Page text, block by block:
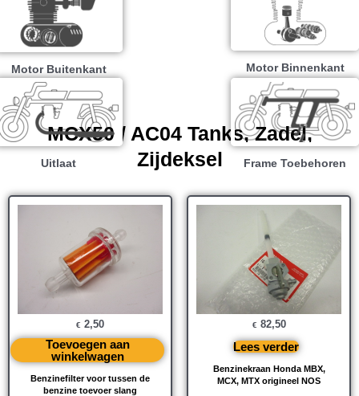
Motor Buitenkant Motor Binnenkant
Uitlaat Frame Toebehoren
MCX50 / AC04 Tanks, Zadel,
Zijdeksel
Benzinefilter voor tussen de
benzine toevoer slang
€ 2,50
Toevoegen aan
winkelwagen
Benzinekraan Honda MBX,
MCX, MTX origineel NOS
€ 82,50
Lees verder